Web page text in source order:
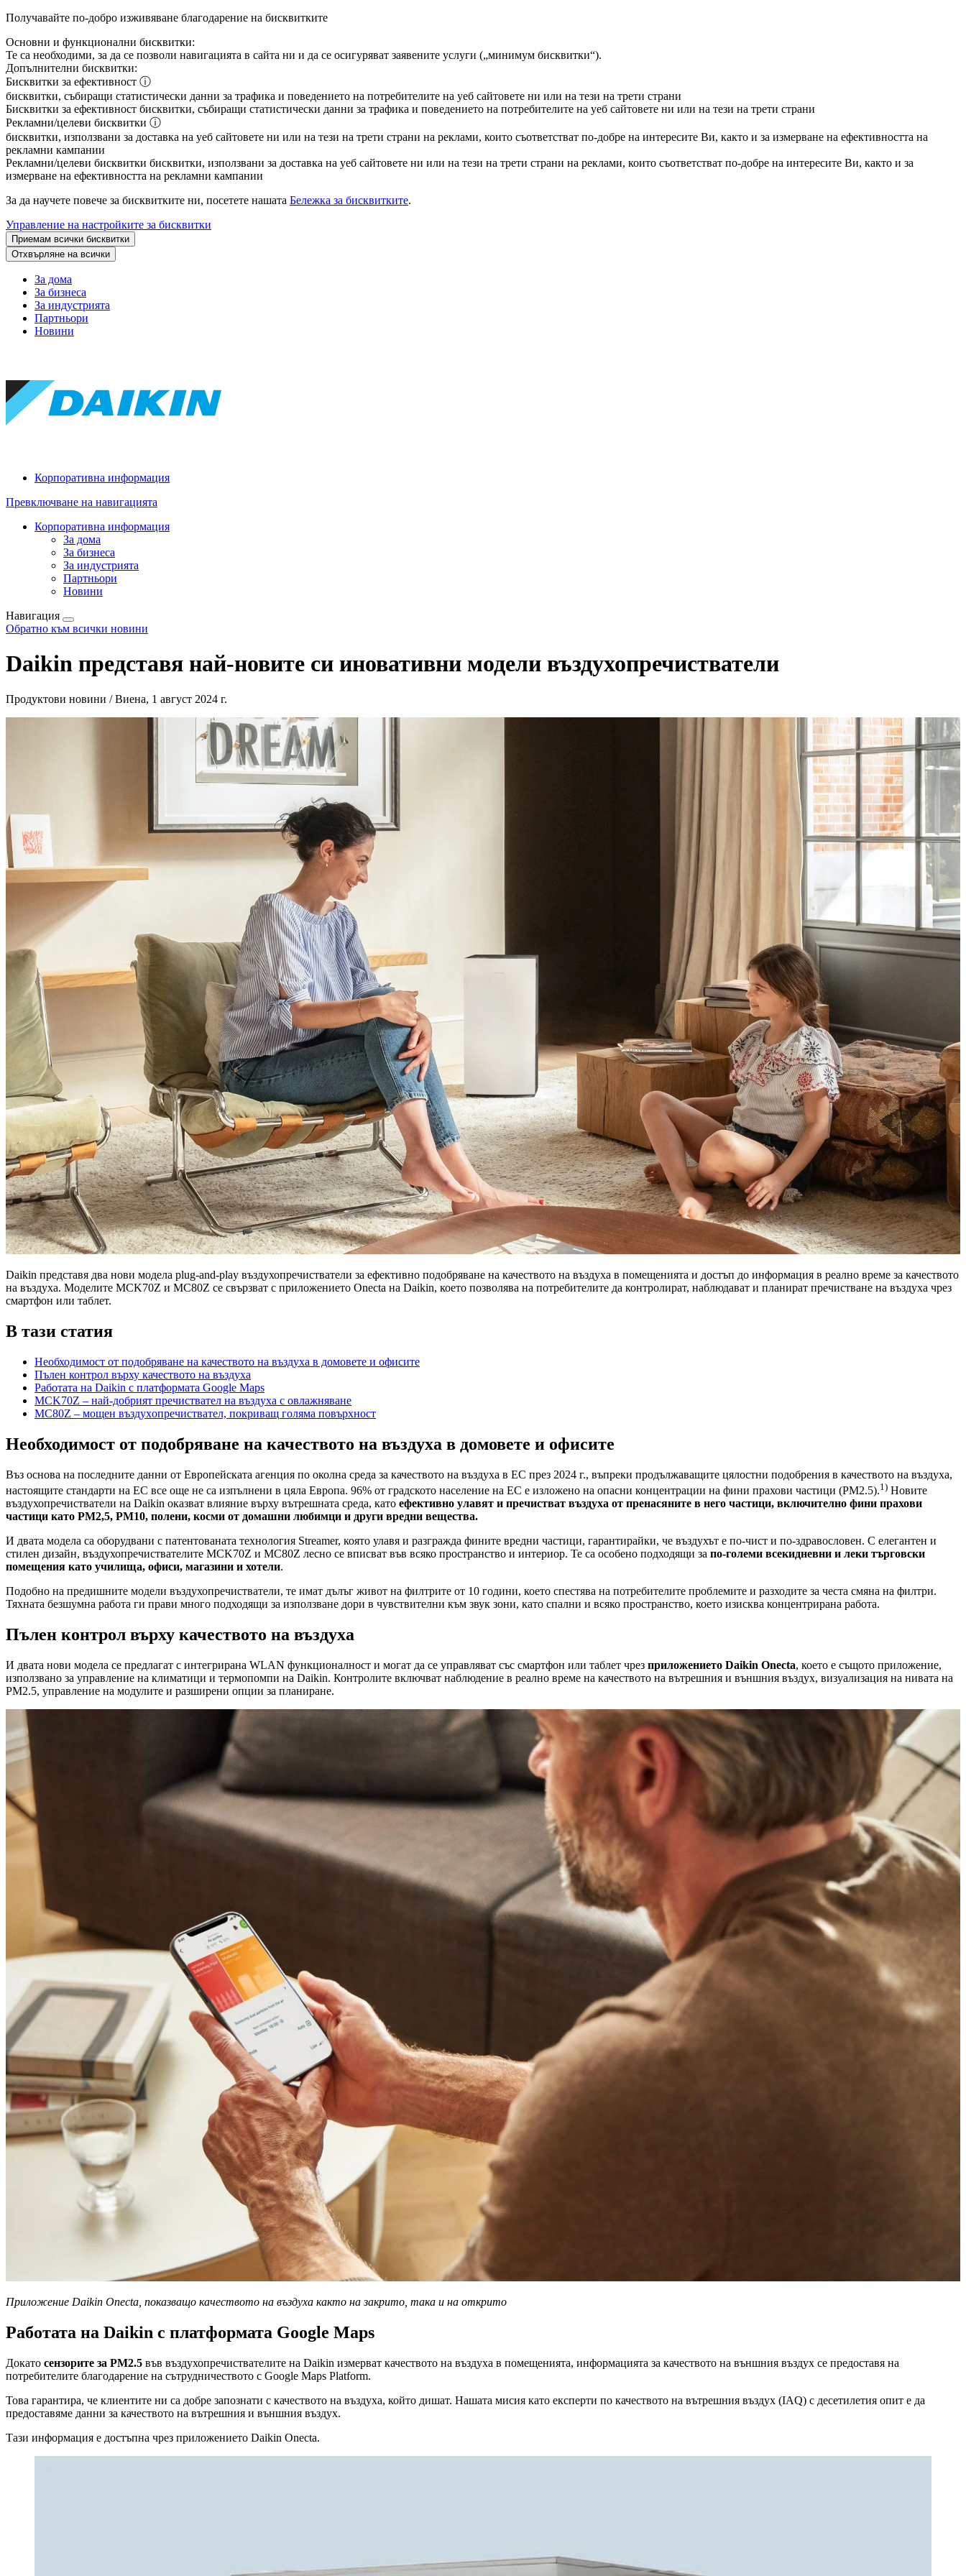
Получавайте по-добро изживяване благодарение на бисквитките
Основни и функционални бисквитки:
Те са необходими, за да се позволи навигацията в сайта ни и да се осигуряват заявените услуги („минимум бисквитки“).
Допълнителни бисквитки:
Бисквитки за ефективност ⓘ
бисквитки, събиращи статистически данни за трафика и поведението на потребителите на уеб сайтовете ни или на тези на трети страни
Бисквитки за ефективност бисквитки, събиращи статистически данни за трафика и поведението на потребителите на уеб сайтовете ни или на тези на трети страни
Рекламни/целеви бисквитки ⓘ
бисквитки, използвани за доставка на уеб сайтовете ни или на тези на трети страни на реклами, които съответстват по-добре на интересите Ви, както и за измерване на ефективността на
рекламни кампании
Рекламни/целеви бисквитки бисквитки, използвани за доставка на уеб сайтовете ни или на тези на трети страни на реклами, които съответстват по-добре на интересите Ви, както и за
измерване на ефективността на рекламни кампании
За да научете повече за бисквитките ни, посетете нашата Бележка за бисквитките.
Управление на настройките за бисквитки
Приемам всички бисквитки
Отхвърляне на всички
За дома
За бизнеса
За индустрията
Партньори
Новини
Корпоративна информация
Превключване на навигацията
Корпоративна информация
За дома
За бизнеса
За индустрията
Партньори
Новини
Навигация
Обратно към всички новини
Daikin представя най-новите си иновативни модели въздухопречистватели
Продуктови новини / Виена, 1 август 2024 г.
Daikin представя два нови модела plug-and-play въздухопречистватели за ефективно подобряване на качеството на въздуха в помещенията и достъп до информация в реално време за качеството
на въздуха. Моделите MCK70Z и MC80Z се свързват с приложението Onecta на Daikin, което позволява на потребителите да контролират, наблюдават и планират пречистване на въздуха чрез
смартфон или таблет.
В тази статия
Необходимост от подобряване на качеството на въздуха в домовете и офисите
Пълен контрол върху качеството на въздуха
Работата на Daikin с платформата Google Maps
MCK70Z – най-добрият пречиствател на въздуха с овлажняване
MC80Z – мощен въздухoпречиствател, покриващ голяма повърхност
Необходимост от подобряване на качеството на въздуха в домовете и офисите
Въз основа на последните данни от Европейската агенция по околна среда за качеството на въздуха в ЕС през 2024 г., въпреки продължаващите цялостни подобрения в качеството на въздуха,
настоящите стандарти на ЕС все още не са изпълнени в цяла Европа. 96% от градското население на ЕС е изложено на опасни концентрации на фини прахови частици (PM2.5).1) Новите
въздухопречистватели на Daikin оказват влияние върху вътрешната среда, като ефективно улавят и пречистват въздуха от пренасяните в него частици, включително фини прахови
частици като PM2,5, PM10, полени, косми от домашни любимци и други вредни вещества.
И двата модела са оборудвани с патентованата технология Streamer, която улавя и разгражда фините вредни частици, гарантирайки, че въздухът е по-чист и по-здравословен. С елегантен и
стилен дизайн, въздухопречиствателите MCK70Z и MC80Z лесно се вписват във всяко пространство и интериор. Те са особено подходящи за по-големи всекидневни и леки търговски
помещения като училища, офиси, магазини и хотели.
Подобно на предишните модели въздухопречистватели, те имат дълъг живот на филтрите от 10 години, което спестява на потребителите проблемите и разходите за честа смяна на филтри.
Тяхната безшумна работа ги прави много подходящи за използване дори в чувствителни към звук зони, като спални и всяко пространство, което изисква концентрирана работа.
Пълен контрол върху качеството на въздуха
И двата нови модела се предлагат с интегрирана WLAN функционалност и могат да се управляват със смартфон или таблет чрез приложението Daikin Onecta, което е същото приложение,
използвано за управление на климатици и термопомпи на Daikin. Контролите включват наблюдение в реално време на качеството на вътрешния и външния въздух, визуализация на нивата на
PM2.5, управление на модулите и разширени опции за планиране.
Приложение Daikin Onecta, показващо качеството на въздуха както на закрито, така и на открито
Работата на Daikin с платформата Google Maps
Докато сензорите за PM2.5 във въздухопречиствателите на Daikin измерват качеството на въздуха в помещенията, информацията за качеството на външния въздух се предоставя на
потребителите благодарение на сътрудничеството с Google Maps Platform.
Това гарантира, че клиентите ни са добре запознати с качеството на въздуха, който дишат. Нашата мисия като експерти по качеството на вътрешния въздух (IAQ) с десетилетия опит е да
предоставяме данни за качеството на вътрешния и външния въздух.
Тази информация е достъпна чрез приложението Daikin Onecta.